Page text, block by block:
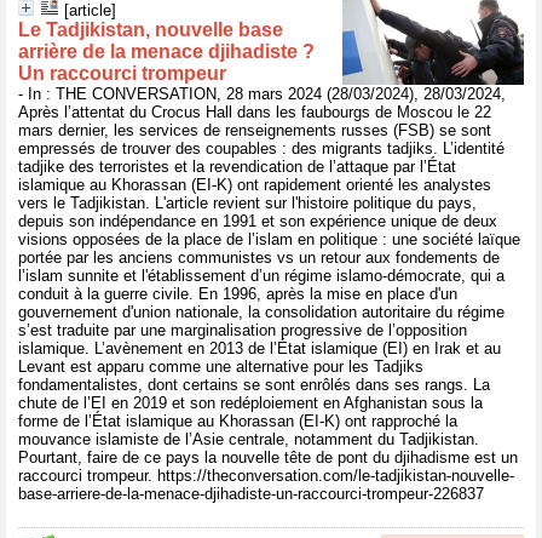
[article]
Le Tadjikistan, nouvelle base
arrière de la menace djihadiste ?
Un raccourci trompeur
- In : THE CONVERSATION, 28 mars 2024 (28/03/2024), 28/03/2024,
Après l’attentat du Crocus Hall dans les faubourgs de Moscou le 22
mars dernier, les services de renseignements russes (FSB) se sont
empressés de trouver des coupables : des migrants tadjiks. L’identité
tadjike des terroristes et la revendication de l’attaque par l’État
islamique au Khorassan (EI-K) ont rapidement orienté les analystes
vers le Tadjikistan. L'article revient sur l'histoire politique du pays,
depuis son indépendance en 1991 et son expérience unique de deux
visions opposées de la place de l’islam en politique : une société laïque
portée par les anciens communistes vs un retour aux fondements de
l’islam sunnite et l'établissement d’un régime islamo-démocrate, qui a
conduit à la guerre civile. En 1996, après la mise en place d'un
gouvernement d'union nationale, la consolidation autoritaire du régime
s’est traduite par une marginalisation progressive de l’opposition
islamique. L’avènement en 2013 de l’État islamique (EI) en Irak et au
Levant est apparu comme une alternative pour les Tadjiks
fondamentalistes, dont certains se sont enrôlés dans ses rangs. La
chute de l’EI en 2019 et son redéploiement en Afghanistan sous la
forme de l’État islamique au Khorassan (EI-K) ont rapproché la
mouvance islamiste de l’Asie centrale, notamment du Tadjikistan.
Pourtant, faire de ce pays la nouvelle tête de pont du djihadisme est un
raccourci trompeur. https://theconversation.com/le-tadjikistan-nouvelle-
base-arriere-de-la-menace-djihadiste-un-raccourci-trompeur-226837